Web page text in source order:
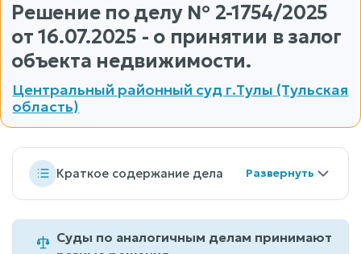
Решение по делу № 2-1754/2025
от 16.07.2025 - о принятии в залог
объекта недвижимости.
Центральный районный суд г.Тулы (Тульская
область)
Краткое содержание дела
Суды по аналогичным делам принимают